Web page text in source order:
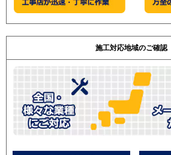
施工対応地域のご確認